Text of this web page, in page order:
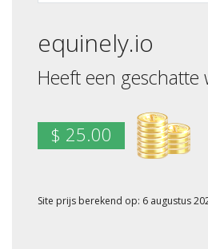
equinely.io
Heeft een geschatte
$ 25.00
Site prijs berekend op: 6 augustus